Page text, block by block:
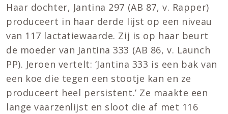
Haar dochter, Jantina 297 (AB 87, v. Rapper)
produceert in haar derde lijst op een niveau
van 117 lactatiewaarde. Zij is op haar beurt
de moeder van Jantina 333 (AB 86, v. Launch
PP). Jeroen vertelt: ‘Jantina 333 is een bak van
een koe die tegen een stootje kan en ze
produceert heel persistent.’ Ze maakte een
lange vaarzenlijst en sloot die af met 116